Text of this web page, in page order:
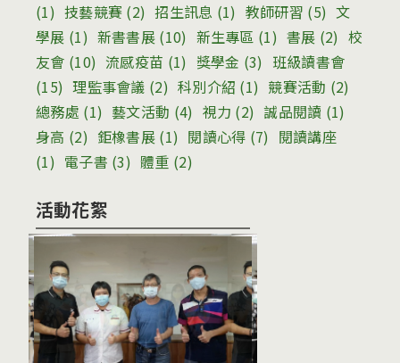
(1) 技藝競賽 (2) 招生訊息 (1) 教師研習 (5) 文
學展 (1) 新書書展 (10) 新生專區 (1) 書展 (2) 校
友會 (10) 流感疫苗 (1) 獎學金 (3) 班級讀書會
(15) 理監事會議 (2) 科別介紹 (1) 競賽活動 (2)
總務處 (1) 藝文活動 (4) 視力 (2) 誠品閱讀 (1)
身高 (2) 鉅橡書展 (1) 閱讀心得 (7) 閱讀講座
(1) 電子書 (3) 體重 (2)
活動花絮